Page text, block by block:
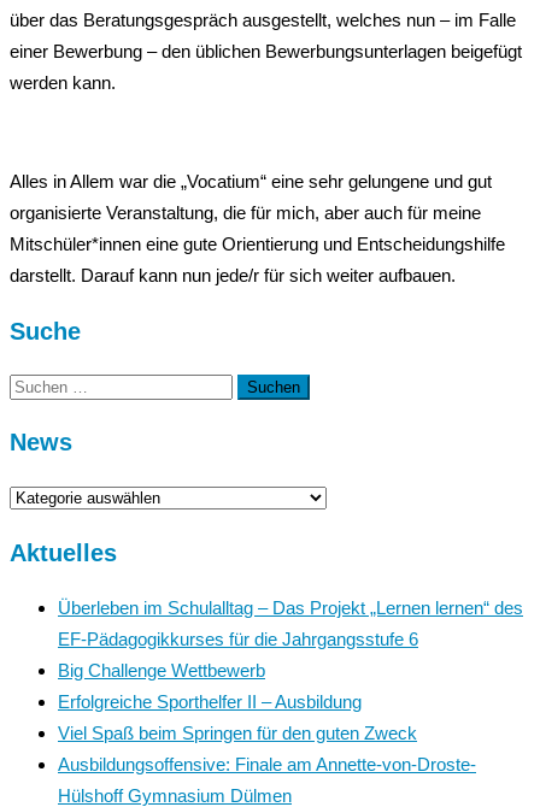
über das Beratungsgespräch ausgestellt, welches nun – im Falle
einer Bewerbung – den üblichen Bewerbungsunterlagen beigefügt
werden kann.
Alles in Allem war die „Vocatium“ eine sehr gelungene und gut
organisierte Veranstaltung, die für mich, aber auch für meine
Mitschüler*innen eine gute Orientierung und Entscheidungshilfe
darstellt. Darauf kann nun jede/r für sich weiter aufbauen.
Suche
Suchen
News
News
Aktuelles
Überleben im Schulalltag – Das Projekt „Lernen lernen“ des
EF-Pädagogikkurses für die Jahrgangsstufe 6
Big Challenge Wettbewerb
Erfolgreiche Sporthelfer II – Ausbildung
Viel Spaß beim Springen für den guten Zweck
Ausbildungsoffensive: Finale am Annette-von-Droste-
Hülshoff Gymnasium Dülmen